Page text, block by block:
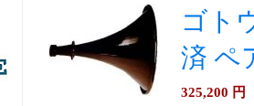
ゴト
済 ペ
325,200 円